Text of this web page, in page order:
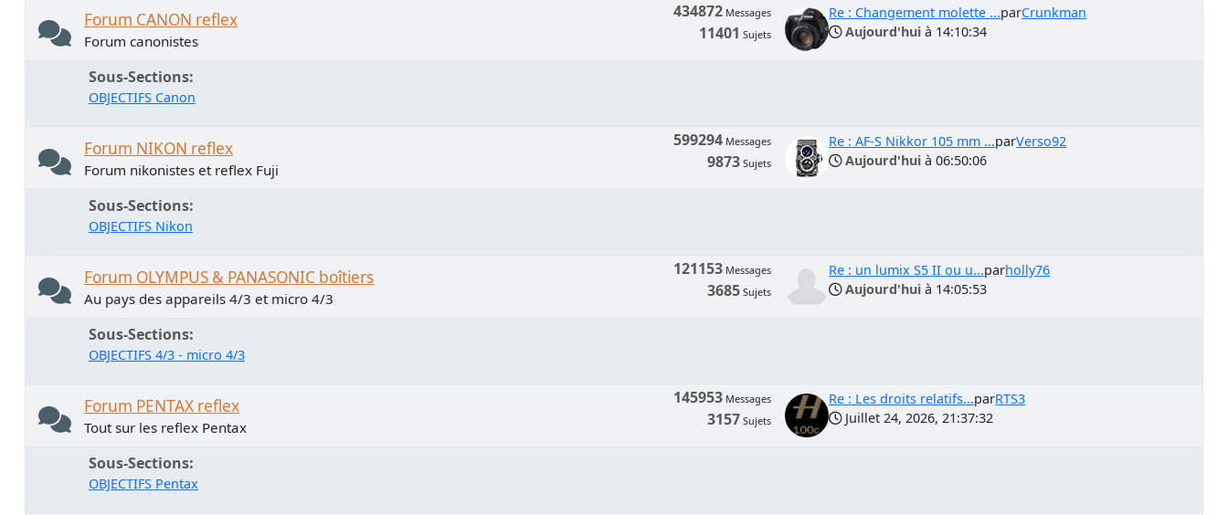
Forum CANON reflex
Forum canonistes
434872 Messages
11401 Sujets
Re : Changement molette ...parCrunkman
Aujourd'hui à 14:10:34
Sous-Sections
OBJECTIFS Canon
Forum NIKON reflex
Forum nikonistes et reflex Fuji
599294 Messages
9873 Sujets
Re : AF-S Nikkor 105 mm ...parVerso92
Aujourd'hui à 06:50:06
Sous-Sections
OBJECTIFS Nikon
Forum OLYMPUS & PANASONIC boîtiers
Au pays des appareils 4/3 et micro 4/3
121153 Messages
3685 Sujets
Re : un lumix S5 II ou u...parholly76
Aujourd'hui à 14:05:53
Sous-Sections
OBJECTIFS 4/3 - micro 4/3
Forum PENTAX reflex
Tout sur les reflex Pentax
145953 Messages
3157 Sujets
Re : Les droits relatifs...parRTS3
Juillet 24, 2026, 21:37:32
Sous-Sections
OBJECTIFS Pentax